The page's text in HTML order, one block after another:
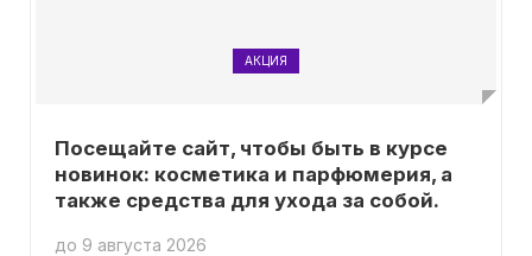
АКЦИЯ
Посещайте сайт, чтобы быть в курсе
новинок: косметика и парфюмерия, а
также средства для ухода за собой.
до 9 августа 2026